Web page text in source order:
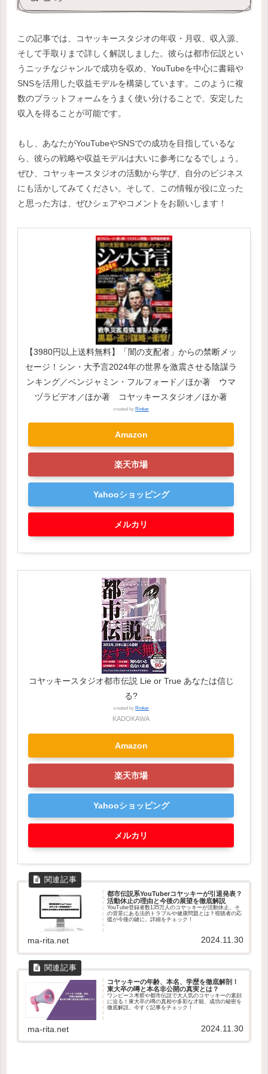
この記事では、コヤッキースタジオの年収・月収、収入源、
そして手取りまで詳しく解説しました。彼らは都市伝説とい
うニッチなジャンルで成功を収め、YouTubeを中心に書籍や
SNSを活用した収益モデルを構築しています。このように複
数のプラットフォームをうまく使い分けることで、安定した
収入を得ることが可能です。
もし、あなたがYouTubeやSNSでの成功を目指しているな
ら、彼らの戦略や収益モデルは大いに参考になるでしょう。
ぜひ、コヤッキースタジオの活動から学び、自分のビジネス
にも活かしてみてください。そして、この情報が役に立った
と思った方は、ぜひシェアやコメントをお願いします！
【3980円以上送料無料】「闇の支配者」からの禁断メッ
セージ！シン・大予言2024年の世界を激震させる陰謀ラ
ンキング／ベンジャミン・フルフォード／ほか著 ウマ
ヅラビデオ／ほか著 コヤッキースタジオ／ほか著
created by Rinker
Amazon
楽天市場
Yahooショッピング
メルカリ
コヤッキースタジオ都市伝説 Lie or True あなたは信じ
る?
created by Rinker
KADOKAWA
Amazon
楽天市場
Yahooショッピング
メルカリ
都市伝説系YouTuberコヤッキーが引退発表？
活動休止の理由と今後の展望を徹底解説
YouTube登録者数135万人のコヤッキーが活動休止。そ
の背景にある法的トラブルや健康問題とは？視聴者の応
援が今後の鍵に。詳細をチェック！
ma-rita.net 2024.11.30
コヤッキーの年齢、本名、学歴を徹底解剖！
東大卒の噂と本名非公開の真実とは？
ワンピース考察や都市伝説で大人気のコヤッキーの素顔
に迫る！東大卒の噂の真相や多彩な才能、成功の秘密を
徹底解説。今すぐ記事をチェック！
ma-rita.net 2024.11.30